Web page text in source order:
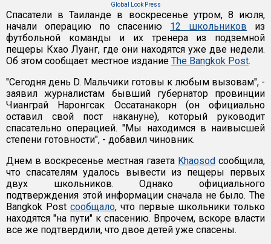
Global Look Press
Спасатели в Таиланде в воскресенье утром, 8 июля,
начали операцию по спасению 12 школьников из
футбольной команды и их тренера из подземной
пещеры Кхао Луанг, где они находятся уже две недели.
Об этом сообщает местное издание The Bangkok Post.
"Сегодня день D. Мальчики готовы к любым вызовам", -
заявил журналистам бывший губернатор провинции
Чианграй Наронгсак Оссатанакорн (он официально
оставил свой пост накануне), который руководит
спасательно операцией. "Мы находимся в наивысшей
степени готовности", - добавил чиновник.
Днем в воскресенье местная газета Khaosod сообщила,
что спасателям удалось вывести из пещеры первых
двух школьников. Однако официального
подтверждения этой информации сначала не было. The
Bangkok Post сообщало, что первые школьники только
находятся "на пути" к спасению. Впрочем, вскоре власти
все же подтвердили, что двое детей уже спасены.